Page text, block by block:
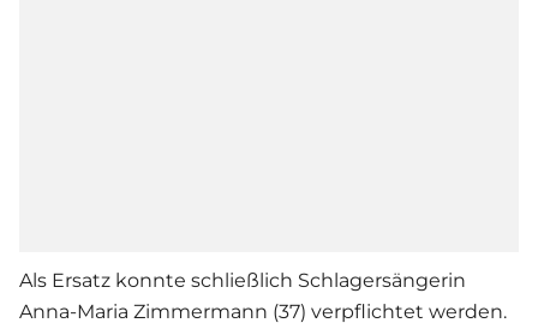
Als Ersatz konnte schließlich Schlagersängerin
Anna-Maria Zimmermann (37) verpflichtet werden.